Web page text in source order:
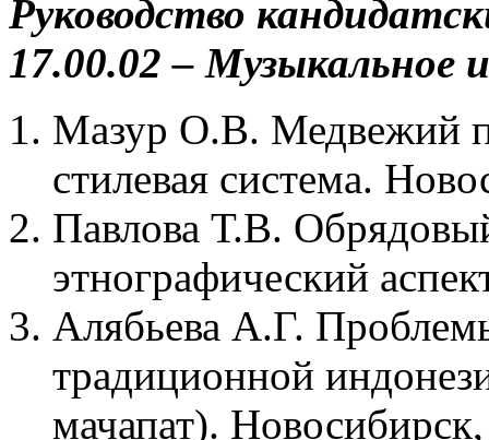
Руководство
17.00.02 – Музыкальное
Мазур О.В. Медвежий
стилевая система.
Павлова Т.В.
этнографический
Алябьева А.Г.
традиционной
мачапат).